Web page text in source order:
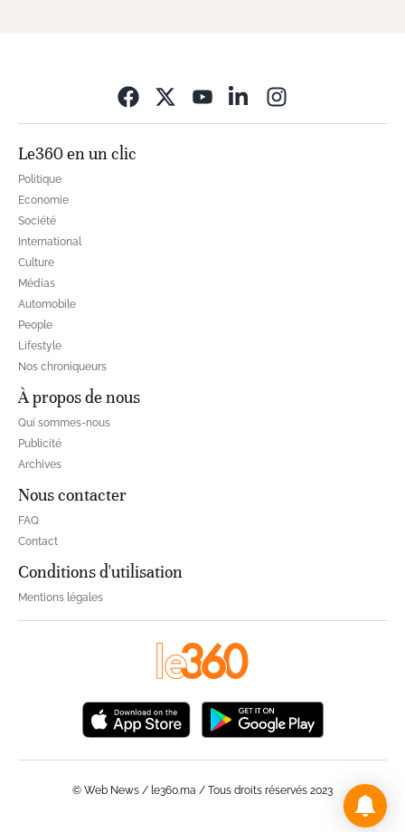
Le360 en un clic
Politique
Economie
Société
International
Culture
Médias
Automobile
People
Lifestyle
Nos chroniqueurs
À propos de nous
Qui sommes-nous
Publicité
Archives
Nous contacter
FAQ
Contact
Conditions d'utilisation
Mentions légales
© Web News / le360.ma / Tous droits réservés 2023